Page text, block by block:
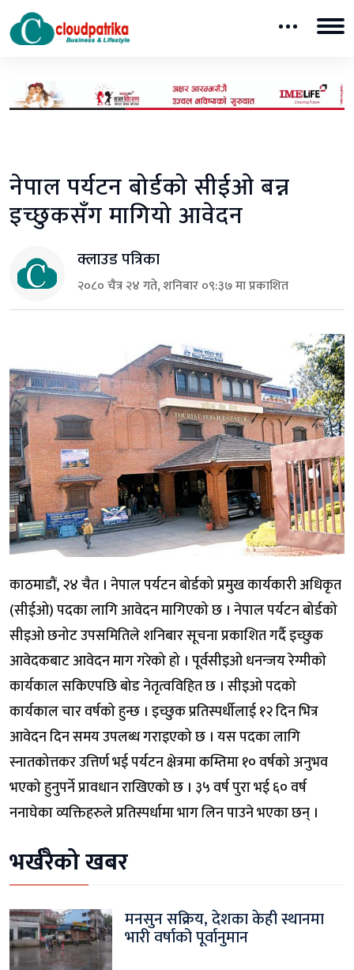
नेपाल पर्यटन बोर्डको सीईओ बन्न
इच्छुकसँग मागियो आवेदन
क्लाउड पत्रिका
२०८० चैत्र २४ गते, शनिबार ०९:३७ मा प्रकाशित
काठमाडौं, २४ चैत । नेपाल पर्यटन बोर्डको प्रमुख कार्यकारी अधिकृत
(सीईओ) पदका लागि आवेदन मागिएको छ । नेपाल पर्यटन बोर्डको
सीइओ छनोट उपसमितिले शनिबार सूचना प्रकाशित गर्दै इच्छुक
आवेदकबाट आवेदन माग गरेको हो । पूर्वसीइओ धनन्जय रेग्मीको
कार्यकाल सकिएपछि बोड नेतृत्वविहित छ । सीइओ पदको
कार्यकाल चार वर्षको हुन्छ । इच्छुक प्रतिस्पर्धीलाई १२ दिन भित्र
आवेदन दिन समय उपलब्ध गराइएको छ । यस पदका लागि
स्नातकोत्तकर उत्तिर्ण भई पर्यटन क्षेत्रमा कम्तिमा १० वर्षको अनुभव
भएको हुनुपर्ने प्रावधान राखिएको छ । ३५ वर्ष पुरा भई ६० वर्ष
ननाघेका व्यक्तिहरुले प्रतिस्पर्धामा भाग लिन पाउने भएका छन् ।
भर्खरैको खबर
मनसुन सक्रिय, देशका केही स्थानमा
भारी वर्षाको पूर्वानुमान